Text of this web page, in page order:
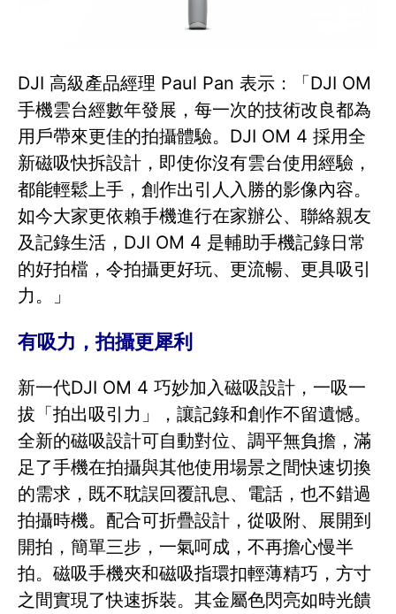
DJI 高級產品經理 Paul Pan 表示：「DJI OM
手機雲台經數年發展，每一次的技術改良都為
用戶帶來更佳的拍攝體驗。DJI OM 4 採用全
新磁吸快拆設計，即使你沒有雲台使用經驗，
都能輕鬆上手，創作出引人入勝的影像內容。
如今大家更依賴手機進行在家辦公、聯絡親友
及記錄生活，DJI OM 4 是輔助手機記錄日常
的好拍檔，令拍攝更好玩、更流暢、更具吸引
力。」
有吸力，拍攝更犀利
新一代DJI OM 4 巧妙加入磁吸設計，一吸一
拔「拍出吸引力」，讓記錄和創作不留遺憾。
全新的磁吸設計可自動對位、調平無負擔，滿
足了手機在拍攝與其他使用場景之間快速切換
的需求，既不耽誤回覆訊息、電話，也不錯過
拍攝時機。配合可折疊設計，從吸附、展開到
開拍，簡單三步，一氣呵成，不再擔心慢半
拍。磁吸手機夾和磁吸指環扣輕薄精巧，方寸
之間實現了快速拆裝。其金屬色閃亮如時光饋